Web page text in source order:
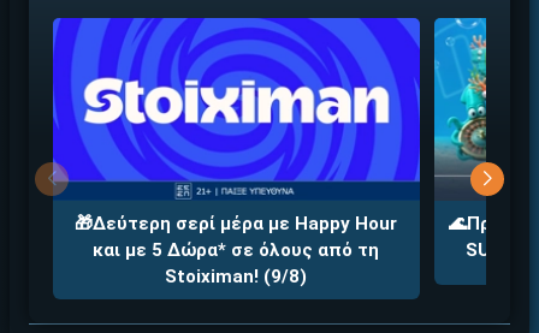
🎁Δεύτερη σερί μέρα με Happy Hour
και με 5 Δώρα* σε όλους από τη
Stoiximan! (9/8)